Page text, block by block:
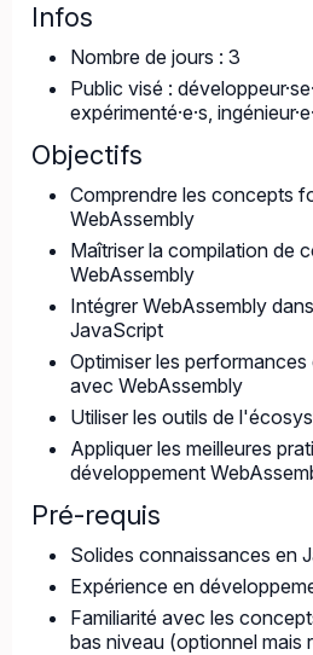
Infos
Nombre de jours : 3
Public visé :
expérimenté·e·s,
Objectifs
Comprendre les concepts
WebAssembly
Maîtriser la compilation de
WebAssembly
Intégrer WebAssembly
JavaScript
Optimiser les
avec WebAssembly
Utiliser les outils de
Appliquer les meilleures
développement
Pré-requis
Solides connaissances en
Expérience en
Familiarité avec les
bas niveau (optionnel mais